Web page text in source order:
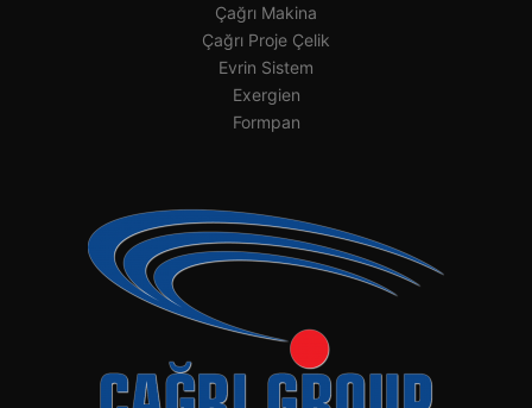
Çağrı Makina
Çağrı Proje Çelik
Evrin Sistem
Exergien
Formpan